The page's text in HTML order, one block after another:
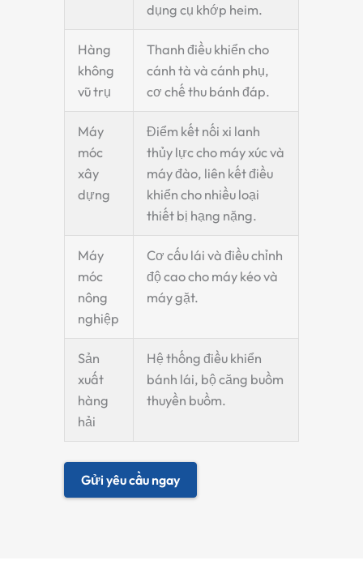
dụng cụ khớp heim.
Hàng
không
vũ trụ
Thanh điều khiển cho
cánh tà và cánh phụ,
cơ chế thu bánh đáp.
Máy
móc
xây
dựng
Điểm kết nối xi lanh
thủy lực cho máy xúc và
máy đào, liên kết điều
khiển cho nhiều loại
thiết bị hạng nặng.
Máy
móc
nông
nghiệp
Cơ cấu lái và điều chỉnh
độ cao cho máy kéo và
máy gặt.
Sản
xuất
hàng
hải
Hệ thống điều khiển
bánh lái, bộ căng buồm
thuyền buồm.
Gửi yêu cầu ngay